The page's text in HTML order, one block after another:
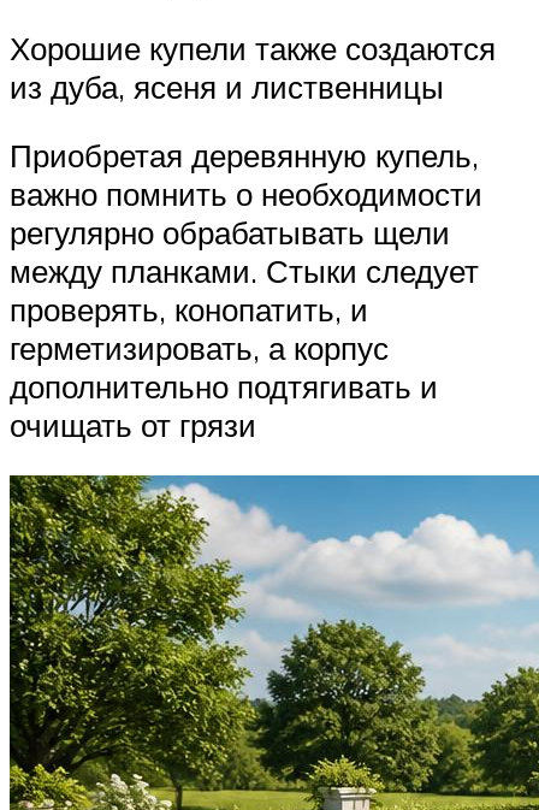
Хорошие купели также создаются
из дуба, ясеня и лиственницы
Приобретая деревянную купель,
важно помнить о необходимости
регулярно обрабатывать щели
между планками. Стыки следует
проверять, конопатить, и
герметизировать, а корпус
дополнительно подтягивать и
очищать от грязи